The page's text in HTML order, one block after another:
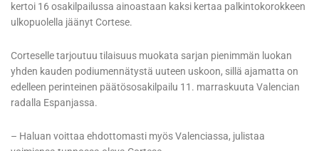
kertoi 16 osakilpailussa ainoastaan kaksi kertaa palkintokorokkeen
ulkopuolella jäänyt Cortese.
Corteselle tarjoutuu tilaisuus muokata sarjan pienimmän luokan
yhden kauden podiumennätystä uuteen uskoon, sillä ajamatta on
edelleen perinteinen päätösosakilpailu 11. marraskuuta Valencian
radalla Espanjassa.
– Haluan voittaa ehdottomasti myös Valenciassa, julistaa